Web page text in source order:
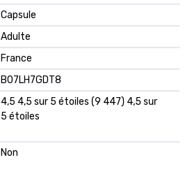
‎Capsule
‎Adulte
‎France
B07LH7GDT8
4,5 4,5 sur 5 étoiles (9 447) 4,5 sur
5 étoiles
Non